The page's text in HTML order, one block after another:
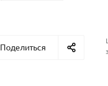
Поделиться